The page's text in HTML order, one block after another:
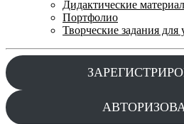
Дидактические
Портфолио
Творческие задания